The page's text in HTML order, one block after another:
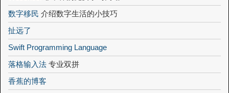
数字移民 介绍数字生活的小技巧
扯远了
Swift Programming Language
落格输入法 专业双拼
香蕉的博客